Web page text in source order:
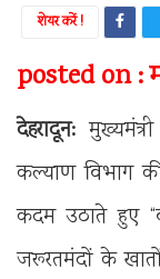
शेयर करें !
posted on :
देहरादून:
कल्याण विभाग
कदम उठाते हुए
जरूरतमंदों के